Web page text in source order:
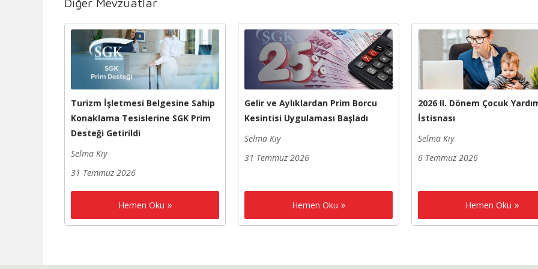
Turizm İşletmesi Belgesine Sahip
Konaklama Tesislerine SGK Prim
Desteği Getirildi
Selma Kıy
31 Temmuz 2026
Hemen Oku
Gelir ve Aylıklardan Prim Borcu
Kesintisi Uygulaması Başladı
Selma Kıy
31 Temmuz 2026
Hemen Oku
2026 II. Dönem Çocuk
İstisnası
Selma Kıy
6 Temmuz 2026
Hemen Oku